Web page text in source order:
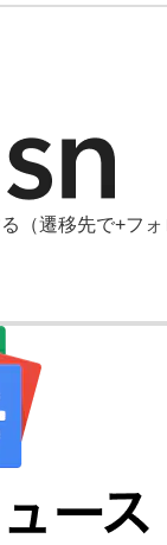
（遷移先で+フ